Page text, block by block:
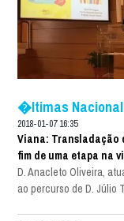
�ltimas Nacional
2018-01-07 16:35
Viana: Transladação
fim de uma etapa na
D. Anacleto Oliveira,
ao percurso de D. Júlio